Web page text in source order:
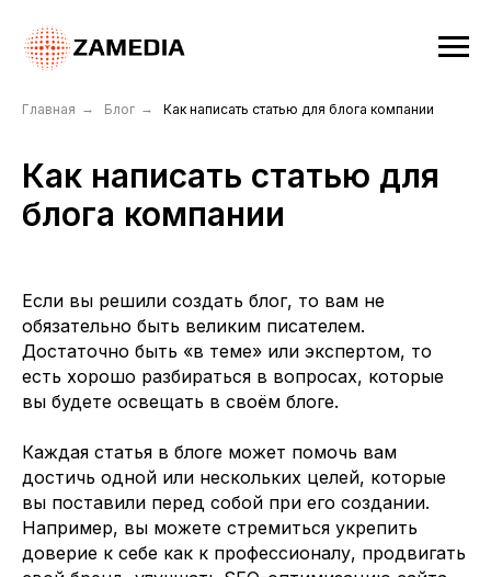
Главная → Блог → Как написать статью для блога компании
Как написать статью для
блога компании
Если вы решили создать блог, то вам не
обязательно быть великим писателем.
Достаточно быть «в теме» или экспертом, то
есть хорошо разбираться в вопросах, которые
вы будете освещать в своём блоге.
Каждая статья в блоге может помочь вам
достичь одной или нескольких целей, которые
вы поставили перед собой при его создании.
Например, вы можете стремиться укрепить
доверие к себе как к профессионалу, продвигать